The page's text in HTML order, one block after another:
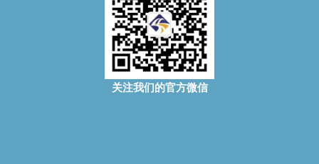
关注我们的官方微信